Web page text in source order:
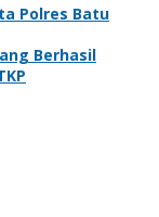
Polres Batu
Berhasil